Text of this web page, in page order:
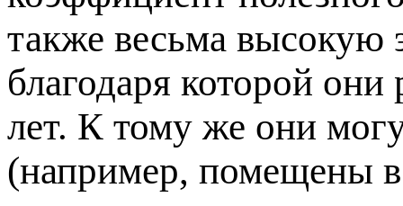
также весьма высокую
благодаря которой они
лет. К тому же они
(например, помещены